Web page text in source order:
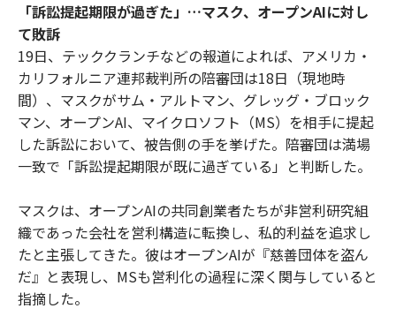
「訴訟提起期限が過ぎた」…マスク、オープンAIに対し
て敗訴
19日、テッククランチなどの報道によれば、アメリカ・
カリフォルニア連邦裁判所の陪審団は18日（現地時
間）、マスクがサム・アルトマン、グレッグ・ブロック
マン、オープンAI、マイクロソフト（MS）を相手に提起
した訴訟において、被告側の手を挙げた。陪審団は満場
一致で「訴訟提起期限が既に過ぎている」と判断した。
マスクは、オープンAIの共同創業者たちが非営利研究組
織であった会社を営利構造に転換し、私的利益を追求し
たと主張してきた。彼はオープンAIが『慈善団体を盗ん
だ』と表現し、MSも営利化の過程に深く関与していると
指摘した。